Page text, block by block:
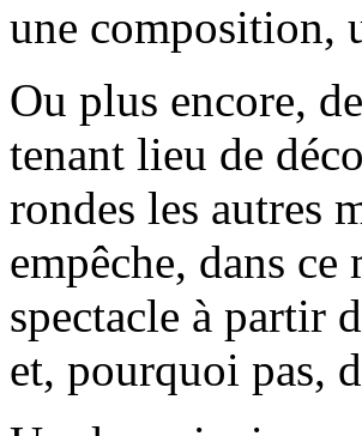
une composition,
Ou plus encore,
tenant lieu de
rondes les autres
empêche, dans
spectacle à partir
et, pourquoi pas,